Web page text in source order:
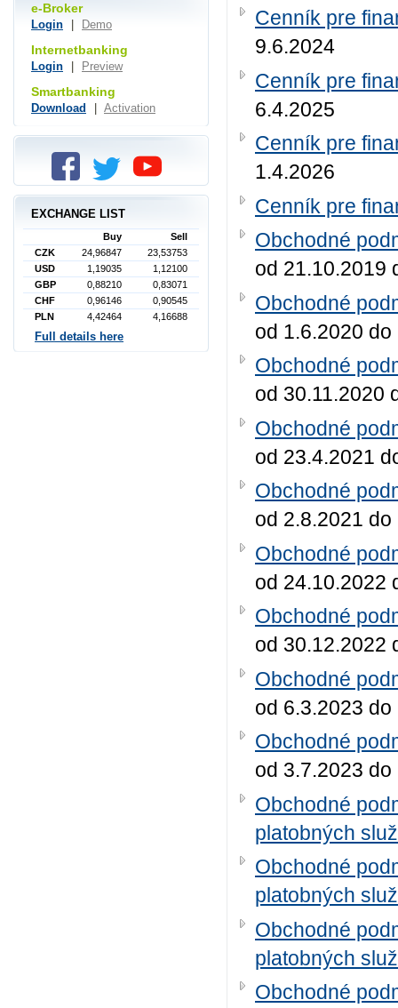
Cenník pre
9.6.2024
Cenník pre
6.4.2025
Cenník pre
1.4.2026
Cenník pre
Obchodné
od 21.10.2019
Obchodné
od 1.6.2020 do
Obchodné
od 30.11.2020
Obchodné
od 23.4.2021
Obchodné
od 2.8.2021
Obchodné
od 24.10.2022
Obchodné
od 30.12.2022
Obchodné
od 6.3.2023 do
Obchodné
od 3.7.2023 do
Obchodné
platobných
Obchodné
platobných
Obchodné
platobných
Obchodné
e-Broker
Login Demo
Internetbanking
Login Preview
Smartbanking
Download Activation
EXCHANGE LIST
Buy
Sell
CZK
24,96847
23,53753
USD
1,19035
1,12100
GBP
0,88210
0,83071
CHF
0,96146
0,90545
PLN
4,42464 4,16688
Full details here